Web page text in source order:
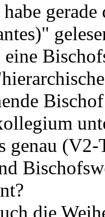
genau
die